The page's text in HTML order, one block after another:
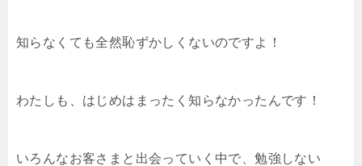
知らなくても全然恥ずかしくないのですよ！
わたしも、はじめはまったく知らなかったんです！
いろんなお客さまと出会っていく中で、勉強しない